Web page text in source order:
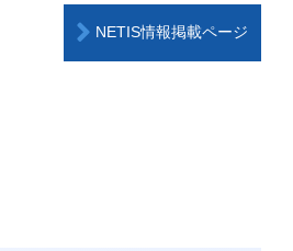
NETIS情報掲載ページ